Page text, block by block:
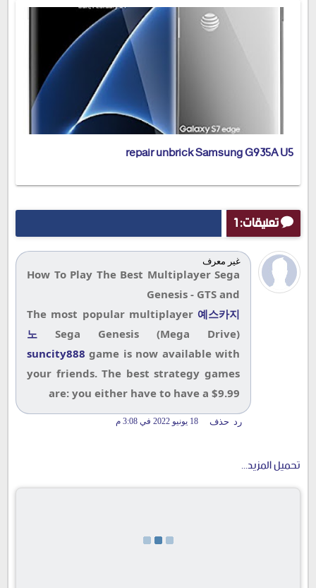
repair unbrick Samsung G935A U5
تعليقات: 1
غير معرف
18 يونيو 2022 في 3:08 م
How To Play The Best Multiplayer Sega
Genesis - GTS and
The most popular multiplayer 예스카지
노 Sega Genesis (Mega Drive)
suncity888 game is now available with
your friends. The best strategy games
are: you either have to have a $9.99
رد حذف
تحميل المزيد...